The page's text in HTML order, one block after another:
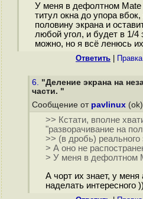
У меня в дефолтном
титул окна до упора вбок,
половину экрана и
любой угол, и будет в 1/4
можно, но я всё ленюсь
Ответить Правка
6. "Деление экрана на
части. "
Сообщение от pavlinux
>> Кстати, вполне
"разворачивание на
>> (в дробь) реального
> А оно не
> У меня в дефолтном
А чорт их знает, у
наделать интересного